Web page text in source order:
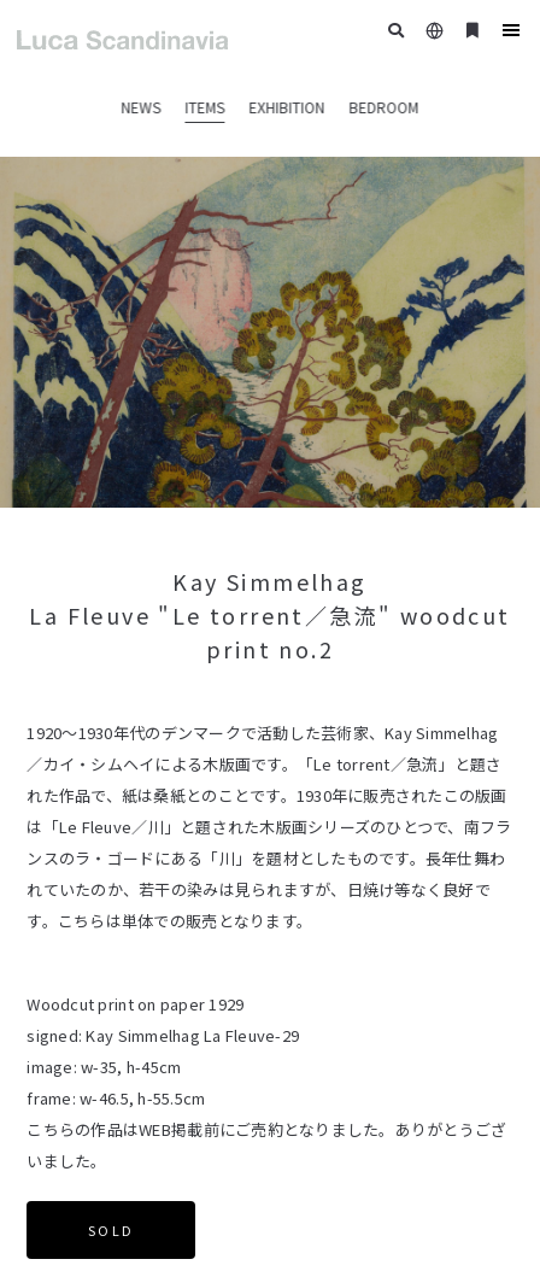
NEWS ITEMS EXHIBITION BEDROOM
日
ブ
ー
ク
Kay Simmelhag
La Fleuve "Le torrent／急流" woodcut
print no.2
1920〜1930年代のデンマークで活動した芸術家、Kay Simmelhag
／カイ・シムヘイによる木版画です。「Le torrent／急流」と題さ
れた作品で、紙は桑紙とのことです。1930年に販売されたこの版画
は「Le Fleuve／川」と題された木版画シリーズのひとつで、南フラ
ンスのラ・ゴードにある「川」を題材としたものです。長年仕舞わ
れていたのか、若干の染みは見られますが、日焼け等なく良好で
す。こちらは単体での販売となります。
Woodcut print on paper 1929
signed: Kay Simmelhag La Fleuve-29
image: w-35, h-45cm
frame: w-46.5, h-55.5cm
こちらの作品はWEB掲載前にご売約となりました。ありがとうござ
いました。
SOLD